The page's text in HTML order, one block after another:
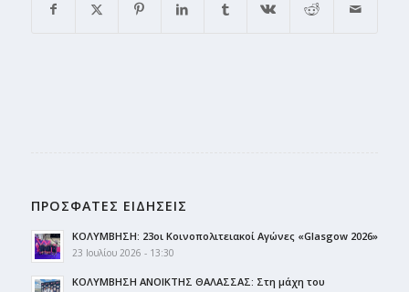
ΠΡΟΣΦΑΤΕΣ ΕΙΔΗΣΕΙΣ
ΚΟΛΥΜΒΗΣΗ: 23οι Κοινοπολιτειακοί Αγώνες «Glasgow 2026»
23 Ιουλίου 2026 - 13:30
ΚΟΛΥΜΒΗΣΗ ΑΝΟΙΚΤΗΣ ΘΑΛΑΣΣΑΣ: Στη μάχη του